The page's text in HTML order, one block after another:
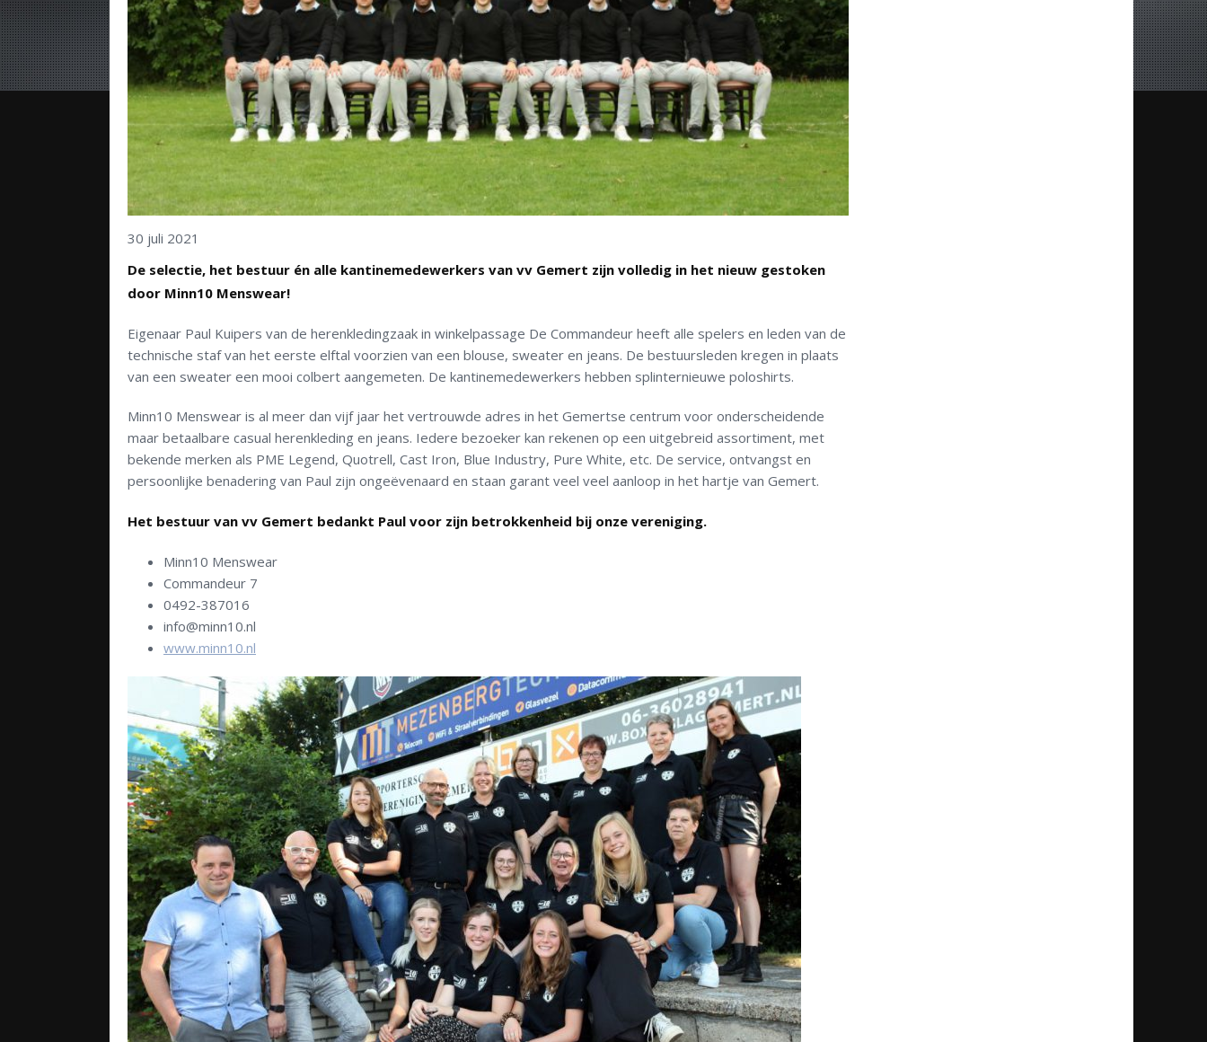
30 juli 2021
De selectie, het bestuur én alle kantinemedewerkers van vv Gemert zijn volledig in het nieuw gestoken
door Minn10 Menswear!
Eigenaar Paul Kuipers van de herenkledingzaak in winkelpassage De Commandeur heeft alle spelers en leden van de
technische staf van het eerste elftal voorzien van een blouse, sweater en jeans. De bestuursleden kregen in plaats
van een sweater een mooi colbert aangemeten. De kantinemedewerkers hebben splinternieuwe poloshirts.
Minn10 Menswear is al meer dan vijf jaar het vertrouwde adres in het Gemertse centrum voor onderscheidende
maar betaalbare casual herenkleding en jeans. Iedere bezoeker kan rekenen op een uitgebreid assortiment, met
bekende merken als PME Legend, Quotrell, Cast Iron, Blue Industry, Pure White, etc. De service, ontvangst en
persoonlijke benadering van Paul zijn ongeëvenaard en staan garant veel veel aanloop in het hartje van Gemert.
Het bestuur van vv Gemert bedankt Paul voor zijn betrokkenheid bij onze vereniging.
Minn10 Menswear
Commandeur 7
0492-387016
info@minn10.nl
www.minn10.nl